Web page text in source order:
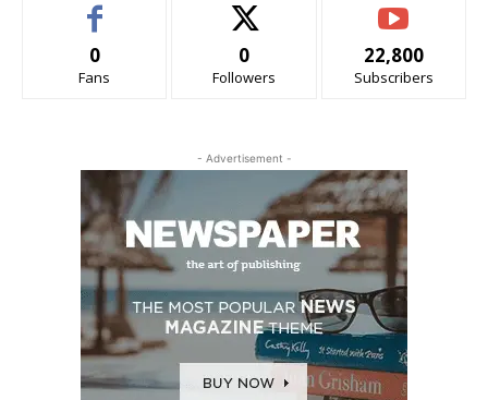
0
Fans
0
Followers
22,800
Subscribers
- Advertisement -